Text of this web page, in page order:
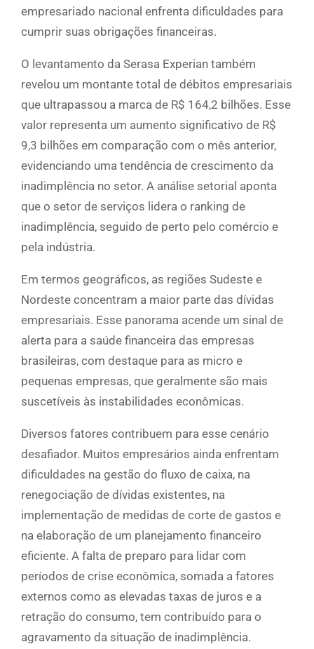
empresariado nacional enfrenta dificuldades para
cumprir suas obrigações financeiras.
O levantamento da Serasa Experian também
revelou um montante total de débitos empresariais
que ultrapassou a marca de R$ 164,2 bilhões. Esse
valor representa um aumento significativo de R$
9,3 bilhões em comparação com o mês anterior,
evidenciando uma tendência de crescimento da
inadimplência no setor. A análise setorial aponta
que o setor de serviços lidera o ranking de
inadimplência, seguido de perto pelo comércio e
pela indústria.
Em termos geográficos, as regiões Sudeste e
Nordeste concentram a maior parte das dívidas
empresariais. Esse panorama acende um sinal de
alerta para a saúde financeira das empresas
brasileiras, com destaque para as micro e
pequenas empresas, que geralmente são mais
suscetíveis às instabilidades econômicas.
Diversos fatores contribuem para esse cenário
desafiador. Muitos empresários ainda enfrentam
dificuldades na gestão do fluxo de caixa, na
renegociação de dívidas existentes, na
implementação de medidas de corte de gastos e
na elaboração de um planejamento financeiro
eficiente. A falta de preparo para lidar com
períodos de crise econômica, somada a fatores
externos como as elevadas taxas de juros e a
retração do consumo, tem contribuído para o
agravamento da situação de inadimplência.